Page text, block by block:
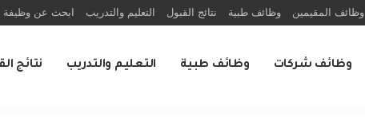
وظائف المقيمين وظائف طبية نتائج القبول التعليم والتدريب ابحث عن وظيفة
وظائف شركات وظائف طبية التعليم والتدريب نتائج